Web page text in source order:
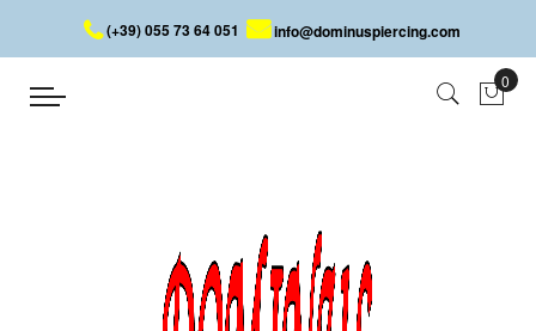
(+39) 055 73 64 051 info@dominuspiercing.com
PIERCING HELIX